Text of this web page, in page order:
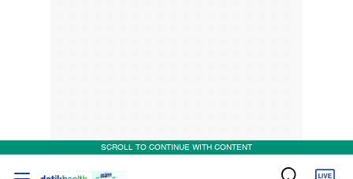
SCROLL TO CONTINUE WITH CONTENT